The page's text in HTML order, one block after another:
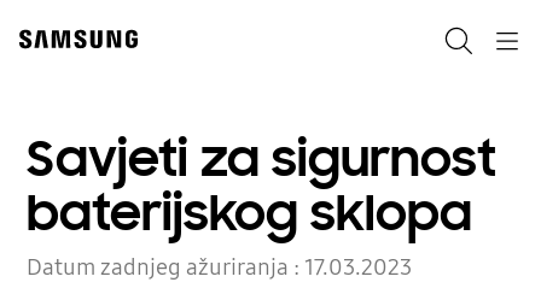
content
accessibility
Savjeti za sigurnost
baterijskog sklopa
Datum zadnjeg ažuriranja : 17.03.2023